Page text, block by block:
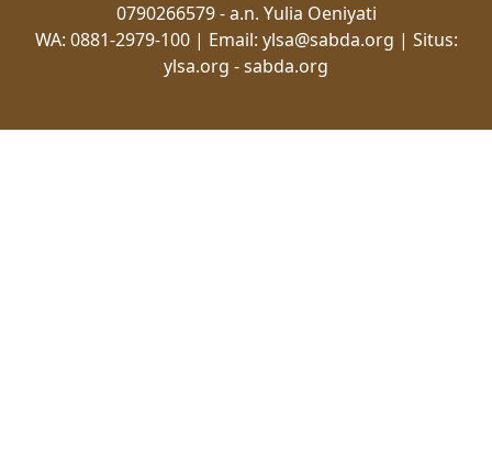
0790266579 - a.n. Yulia Oeniyati
WA: 0881-2979-100| Email: ylsa@sabda.org | Situs:
ylsa.org -sabda.org